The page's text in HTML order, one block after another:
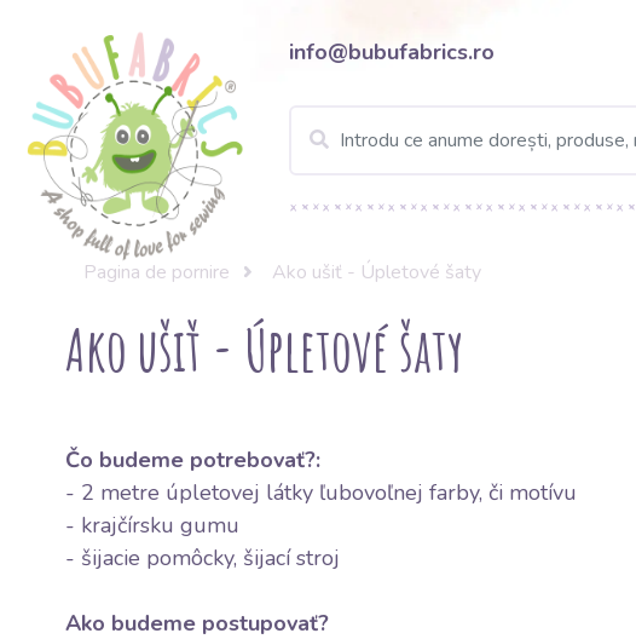
info@bubufabrics.ro
Pagina de pornire Ako ušiť - Úpletové šaty
Ako ušiť - Úpletové šaty
Čo budeme potrebovať?:
- 2 metre úpletovej látky ľubovoľnej farby, či motívu
- krajčírsku gumu
- šijacie pomôcky, šijací stroj
Ako budeme postupovať?